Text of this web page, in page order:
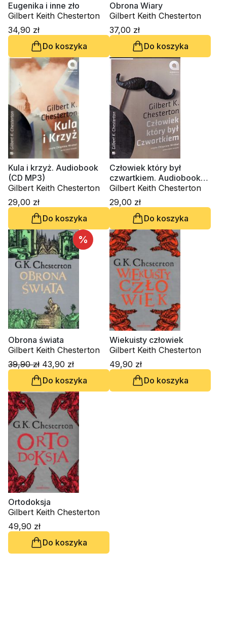
Eugenika i inne zło
Gilbert Keith Chesterton
34,90 zł
Do koszyka
Obrona Wiary
Gilbert Keith Chesterton
37,00 zł
Do koszyka
Kula i krzyż. Audiobook
(CD MP3)
Gilbert Keith Chesterton
29,00 zł
Do koszyka
Człowiek który był
czwartkiem. Audiobook
(CD MP3)
Gilbert Keith Chesterton
29,00 zł
Do koszyka
%
Obrona świata
Gilbert Keith Chesterton
39,90 zł 43,90 zł
Do koszyka
Wiekuisty człowiek
Gilbert Keith Chesterton
49,90 zł
Do koszyka
Ortodoksja
Gilbert Keith Chesterton
49,90 zł
Do koszyka